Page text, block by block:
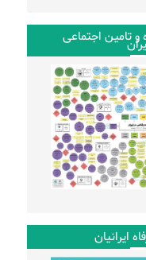
و تامین اجتماعی
ایرانیان